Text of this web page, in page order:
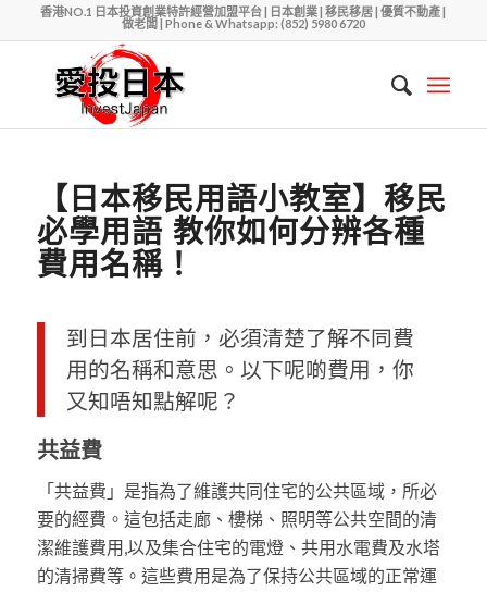
香港NO.1 日本投資創業特許經營加盟平台 | 日本創業 | 移民移居 | 優質不動產 |
做老闆 | Phone & Whatsapp: (852) 5980 6720
【日本移民用語小教室】移民
必學用語 教你如何分辨各種
費用名稱！
到日本居住前，必須清楚了解不同費
用的名稱和意思。以下呢啲費用，你
又知唔知點解呢？
共益費
「共益費」是指為了維護共同住宅的公共區域，所必
要的經費。這包括走廊、樓梯、照明等公共空間的清
潔維護費用,以及集合住宅的電燈、共用水電費及水塔
的清掃費等。這些費用是為了保持公共區域的正常運